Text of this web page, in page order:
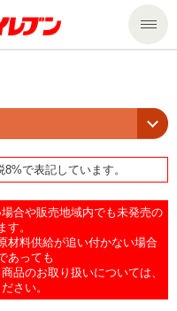
で表記しています。
合や販売地域内でも未発売の
す。
材料供給が追い付かない場合
あっても
品のお取り扱いについては、
さい。